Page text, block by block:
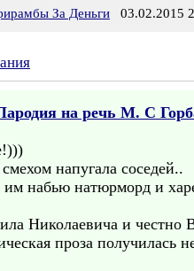
За Деньги 03.02.2015
на речь М. С
напугала соседей..
им набью натюрморд и
Николаевича и честно
проза получилась